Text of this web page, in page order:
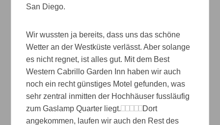
San Diego.
Wir wussten ja bereits, dass uns das schöne
Wetter an der Westküste verlässt. Aber solange
es nicht regnet, ist alles gut. Mit dem Best
Western Cabrillo Garden Inn haben wir auch
noch ein recht günstiges Motel gefunden, was
sehr zentral inmitten der Hochhäuser fussläufig
zum Gaslamp Quarter liegt.
Dort
angekommen, laufen wir auch den Rest des